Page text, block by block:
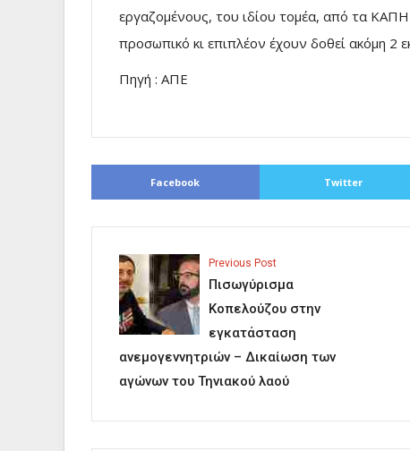
εργαζομένους, του ιδίου τομέα, από τα
προσωπικό κι επιπλέον έχουν δοθεί ακόμη
Πηγή : ΑΠΕ
Facebook Twitter
Previous Post
Πισωγύρισμα
Κοπελούζου στην
εγκατάσταση
ανεμογεννητριών – Δικαίωση των
αγώνων του Τηνιακού λαού